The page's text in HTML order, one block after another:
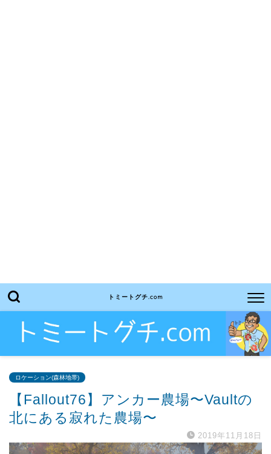
トミートグチ.com
ロケーション(森林地帯)
【Fallout76】アンカー農場〜Vaultの
北にある寂れた農場〜
2019年11月18日